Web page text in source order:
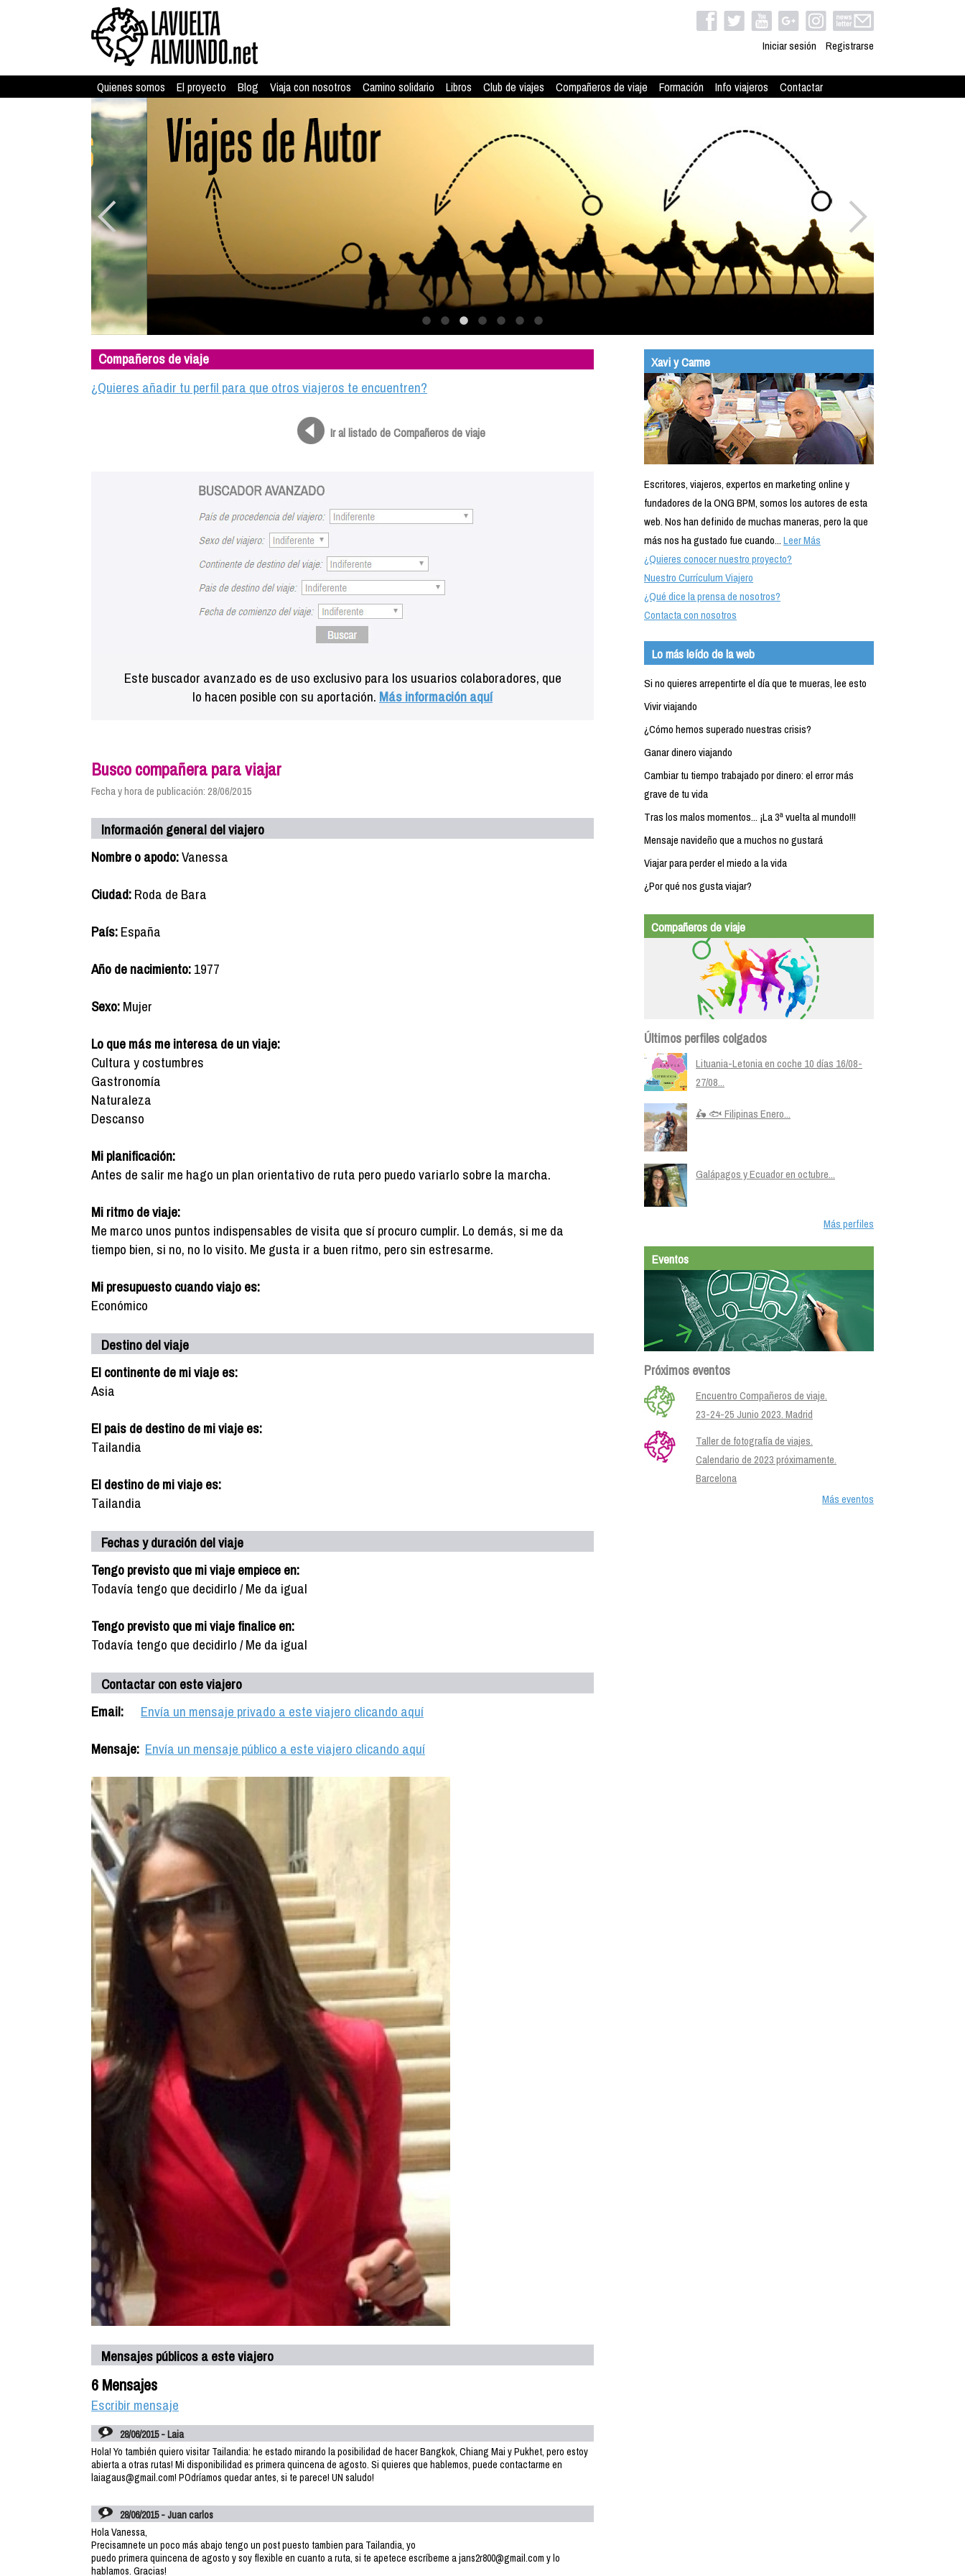
Iniciar sesión Registrarse
Quienes somos El proyecto Blog Viaja con nosotros Camino solidario Libros Club de viajes Compañeros de viaje Formación Info viajeros Contactar
Compañeros de viaje
¿Quieres añadir tu perfil para que otros viajeros te encuentren?
Ir al listado de Compañeros de viaje
Este buscador avanzado es de uso exclusivo para los usuarios colaboradores, que
lo hacen posible con su aportación. Más información aquí
Busco compañera para viajar
Fecha y hora de publicación: 28/06/2015
Información general del viajero
Nombre o apodo:Vanessa
Ciudad:Roda de Bara
País:España
Año de nacimiento:1977
Sexo:Mujer
Lo que más me interesa de un viaje:
Cultura y costumbres
Gastronomía
Naturaleza
Descanso
Mi planificación:
Antes de salir me hago un plan orientativo de ruta pero puedo variarlo sobre la marcha.
Mi ritmo de viaje:
Me marco unos puntos indispensables de visita que sí procuro cumplir. Lo demás, si me da
tiempo bien, si no, no lo visito. Me gusta ir a buen ritmo, pero sin estresarme.
Mi presupuesto cuando viajo es:
Económico
Destino del viaje
El continente de mi viaje es:
Asia
El pais de destino de mi viaje es:
Tailandia
El destino de mi viaje es:
Tailandia
Fechas y duración del viaje
Tengo previsto que mi viaje empiece en:
Todavía tengo que decidirlo / Me da igual
Tengo previsto que mi viaje finalice en:
Todavía tengo que decidirlo / Me da igual
Contactar con este viajero
Email:
Envía un mensaje privado a este viajero clicando aquí
Mensaje: Envía un mensaje público a este viajero clicando aquí
Mensajes públicos a este viajero
6 Mensajes
Escribir mensaje
28/06/2015 - Laia
Hola! Yo también quiero visitar Tailandia: he estado mirando la posibilidad de hacer Bangkok, Chiang Mai y Pukhet, pero estoy
abierta a otras rutas! Mi disponibilidad es primera quincena de agosto. Si quieres que hablemos, puede contactarme en
laiagaus@gmail.com! POdríamos quedar antes, si te parece! UN saludo!
28/06/2015 - Juan carlos
Hola Vanessa,
Precisamnete un poco más abajo tengo un post puesto tambien para Tailandia, yo
puedo primera quincena de agosto y soy flexible en cuanto a ruta, si te apetece escríbeme a jans2r800@gmail.com y lo
hablamos. Gracias!
Xavi y Carme
Escritores, viajeros, expertos en marketing online y
fundadores de la ONG BPM, somos los autores de esta
web. Nos han definido de muchas maneras, pero la que
más nos ha gustado fue cuando...Leer Más
¿Quieres conocer nuestro proyecto?
Nuestro Currículum Viajero
¿Qué dice la prensa de nosotros?
Contacta con nosotros
Lo más leído de la web
Si no quieres arrepentirte el día que te mueras, lee esto
Vivir viajando
¿Cómo hemos superado nuestras crisis?
Ganar dinero viajando
Cambiar tu tiempo trabajado por dinero: el error más
grave de tu vida
Tras los malos momentos... ¡La 3ª vuelta al mundo!!!
Mensaje navideño que a muchos no gustará
Viajar para perder el miedo a la vida
¿Por qué nos gusta viajar?
Compañeros de viaje
Últimos perfiles colgados
Lituania-Letonia en coche 10 días 16/08-
27/08...
🛵 🐟 Filipinas Enero...
Galápagos y Ecuador en octubre...
Más perfiles
Eventos
Próximos eventos
Encuentro Compañeros de viaje.
23-24-25 Junio 2023. Madrid
Taller de fotografía de viajes.
Calendario de 2023 próximamente.
Barcelona
Más eventos